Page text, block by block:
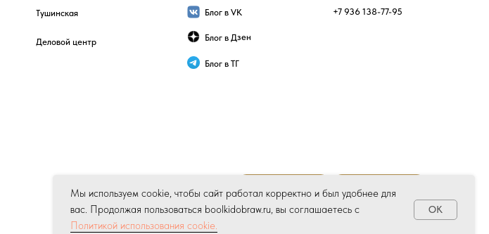
Мы используем cookie, чтобы сайт работал корректно и был удобнее для
вас. Продолжая пользоваться boolkidobraw.ru, вы соглашаетесь с
Политикой использования cookie.
OK
Тушинская
Деловой центр
Блог в VK
Блог в ТГ
Блог в Дзен
+7 936 138-77-95
Доставка